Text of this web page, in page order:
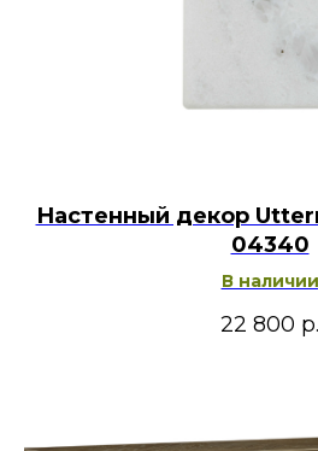
Настенный декор
04340
В наличии
22 800 р.